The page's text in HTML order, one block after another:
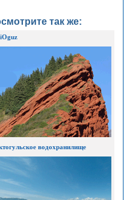
так же:
водохранилище